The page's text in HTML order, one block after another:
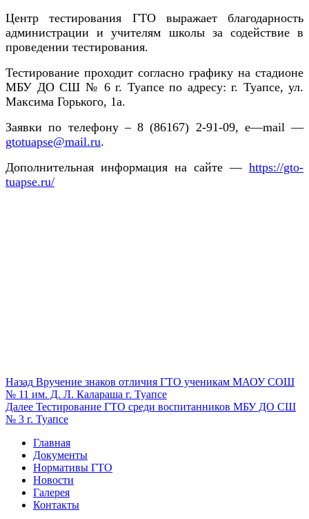
Центр тестирования ГТО выражает благодарность
администрации и учителям школы за содействие в
проведении тестирования.
Тестирование проходит согласно графику на стадионе
МБУ ДО СШ № 6 г. Туапсе по адресу: г. Туапсе, ул.
Максима Горького, 1а.
Заявки по телефону – 8 (86167) 2-91-09, e—mail —
gtotuapse@mail.ru.
Дополнительная информация на сайте — https://gto-
tuapse.ru/
Навигация
по
записям
Назад Предыдущая
запись:
Вручение знаков отличия ГТО ученикам МАОУ СОШ
№ 11 им. Д. Л. Калараша г. Туапсе
Далее Следующая
запись:
Тестирование ГТО среди воспитанников МБУ ДО СШ
№ 3 г. Туапсе
Главная
Документы
Нормативы ГТО
Новости
Галерея
Контакты